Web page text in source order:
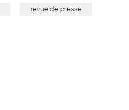
revue de presse